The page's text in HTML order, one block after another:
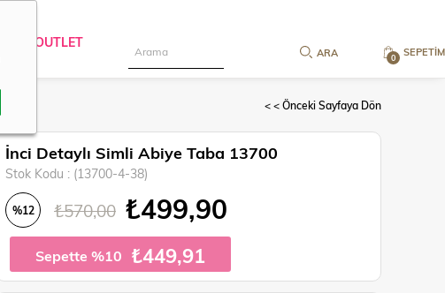
SEPETIM
0
OUTLET
< < Önceki Sayfaya Dön
İnci Detaylı Simli Abiye Taba 13700
Stok Kodu (13700-4-38)
%12 ₺570,00 ₺499,90
Sepette %10 ₺449,91